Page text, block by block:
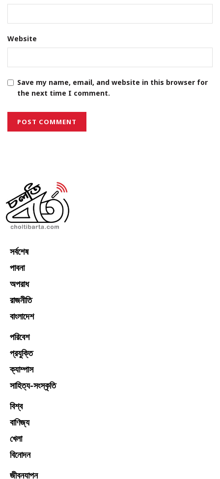
Website
Save my name, email, and website in this browser for
the next time I comment.
সর্বশেষ
পাবনা
অপরাধ
রাজনীতি
বাংলাদেশ
পরিবেশ
প্রযুক্তি
ক্যাম্পাস
সাহিত্য-সংস্কৃতি
বিশ্ব
বাণিজ্য
খেলা
বিনোদন
জীবনযাপন